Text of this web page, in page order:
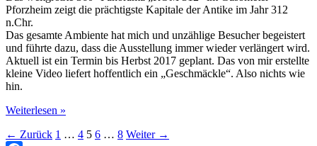
Madeira
Pforzheim zeigt die prächtigste Kapitale der Antike im Jahr 312
n.Chr.
Das gesamte Ambiente hat mich und unzählige Besucher begeistert
und führte dazu, dass die Ausstellung immer wieder verlängert wird.
Aktuell ist ein Termin bis Herbst 2017 geplant. Das von mir erstellte
kleine Video liefert hoffentlich ein „Geschmäckle“. Also nichts wie
hin.
Gasometer
-
Weiterlesen »
← Zurück 1 … 4 5 6 … 8 Weiter →